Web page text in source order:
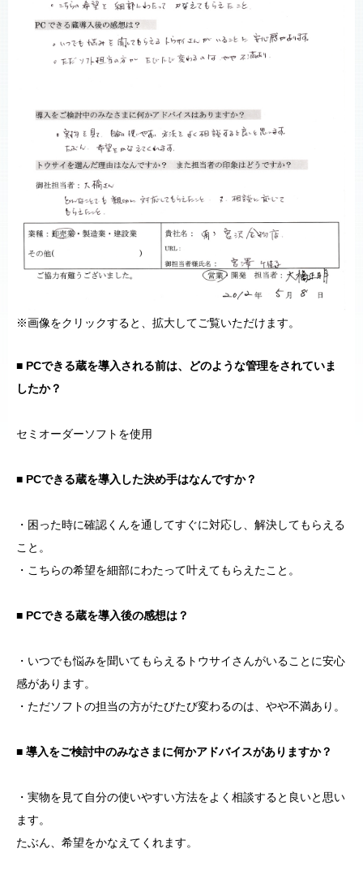
※画像をクリックすると、拡大してご覧いただけます。
■ PCできる蔵を導入される前は、どのような管理をされていま
したか？
セミオーダーソフトを使用
■ PCできる蔵を導入した決め手はなんですか？
・困った時に確認くんを通してすぐに対応し、解決してもらえる
こと。
・こちらの希望を細部にわたって叶えてもらえたこと。
■ PCできる蔵を導入後の感想は？
・いつでも悩みを聞いてもらえるトウサイさんがいることに安心
感があります。
・ただソフトの担当の方がたびたび変わるのは、やや不満あり。
■ 導入をご検討中のみなさまに何かアドバイスがありますか？
・実物を見て自分の使いやすい方法をよく相談すると良いと思い
ます。
たぶん、希望をかなえてくれます。